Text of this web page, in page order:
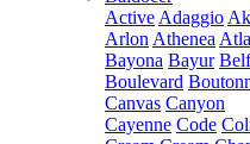
Active Adaggio
Arlon Athenea
Bayona Bayur
Boulevard
Canvas Canyon
Cayenne Code